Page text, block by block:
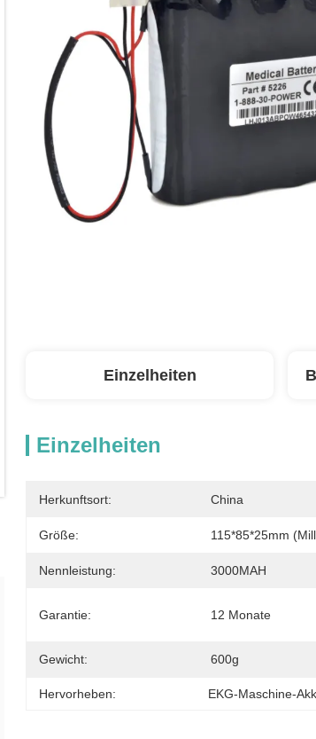
Einzelheiten
Einzelheiten
Herkunftsort: China
Größe: 115*85*25mm
Nennleistung: 3000MAH
Garantie: 12 Monate
Gewicht: 600g
Hervorheben: EKG-Maschine-